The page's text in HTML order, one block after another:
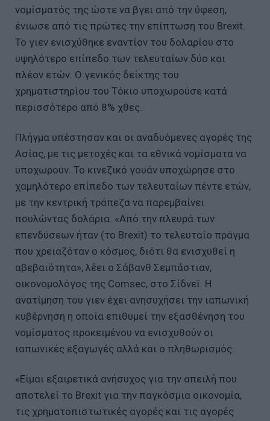
νομίσματός της ώστε να βγει από την ύφεση,
ένιωσε από τις πρώτες την επίπτωση του Brexit.
Το γιεν ενισχύθηκε εναντίον του δολαρίου στο
υψηλότερο επίπεδο των τελευταίων δύο και
πλέον ετών. Ο γενικός δείκτης του
χρηματιστηρίου του Τόκιο υποχωρούσε κατά
περισσότερο από 8% χθες.
Πλήγμα υπέστησαν και οι αναδυόμενες αγορές της
Ασίας, με τις μετοχές και τα εθνικά νομίσματα να
υποχωρούν. Το κινεζικό γουάν υποχώρησε στο
χαμηλότερο επίπεδο των τελευταίων πέντε ετών,
με την κεντρική τράπεζα να παρεμβαίνει
πουλώντας δολάρια. «Από την πλευρά των
επενδύσεων ήταν (το Brexit) το τελευταίο πράγμα
που χρειαζόταν ο κόσμος, διότι θα ενισχυθεί η
αβεβαιότητα», λέει ο Σάβανθ Σεμπάστιαν,
οικονομολόγος της Comsec, στο Σίδνεϊ. Η
ανατίμηση του γιεν έχει ανησυχήσει την ιαπωνική
κυβέρνηση η οποία επιθυμεί την εξασθένηση του
νομίσματος προκειμένου να ενισχυθούν οι
ιαπωνικές εξαγωγές αλλά και ο πληθωρισμός.
«Είμαι εξαιρετικά ανήσυχος για την απειλή που
αποτελεί το Brexit για την παγκόσμια οικονομία,
τις χρηματοπιστωτικές αγορές και τις αγορές